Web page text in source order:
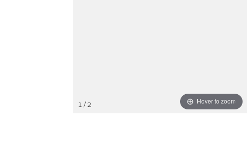
Hover to zoom
1 / 2